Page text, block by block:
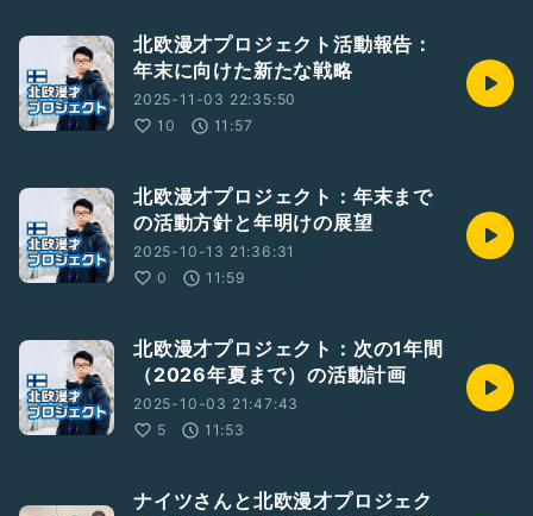
北欧漫才プロジェクト活動報告：
年末に向けた新たな戦略
2025-11-03 22:35:50
10
11:57
北欧漫才プロジェクト：年末まで
の活動方針と年明けの展望
2025-10-13 21:36:31
0
11:59
北欧漫才プロジェクト：次の1年間
（2026年夏まで）の活動計画
2025-10-03 21:47:43
5
11:53
ナイツさんと北欧漫才プロジェク